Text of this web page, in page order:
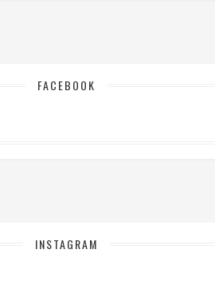
FACEBOOK
INSTAGRAM